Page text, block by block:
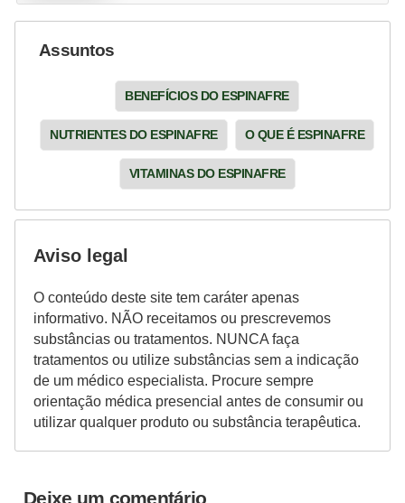
Assuntos
BENEFÍCIOS DO ESPINAFRE
NUTRIENTES DO ESPINAFRE O QUE É ESPINAFRE
VITAMINAS DO ESPINAFRE
Aviso legal
O conteúdo deste site tem caráter apenas
informativo. NÃO receitamos ou prescrevemos
substâncias ou tratamentos. NUNCA faça
tratamentos ou utilize substâncias sem a indicação
de um médico especialista. Procure sempre
orientação médica presencial antes de consumir ou
utilizar qualquer produto ou substância terapêutica.
Deixe um comentário